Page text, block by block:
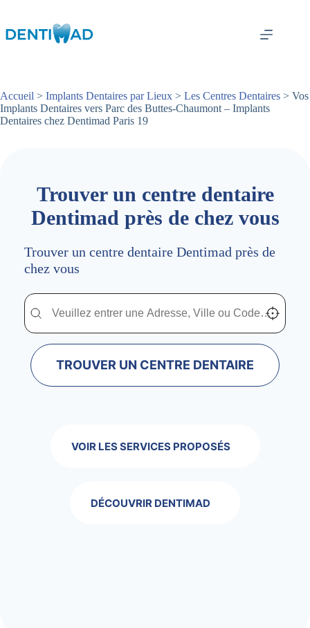
contenu
Accueil > Implants Dentaires par Lieux > Les Centres Dentaires > Vos
Implants Dentaires vers Parc des Buttes-Chaumont – Implants
Dentaires chez Dentimad Paris 19
Trouver un centre dentaire
Dentimad près de chez vous
Trouver un centre dentaire Dentimad près de
chez vous
Trouver un centre dentaire Dentimad près de
Trouver un centre dentaire Dentimad près de chez vous Localisez-
TROUVER UN CENTRE DENTAIRE
VOIR LES SERVICES PROPOSÉS
DÉCOUVRIR DENTIMAD